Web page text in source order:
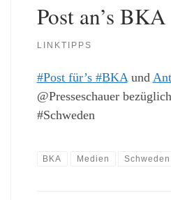
Post an’s BKA
LINKTIPPS
#Post für’s #BKA und
@Presseschauer
#Schweden
BKA Medien Schweden